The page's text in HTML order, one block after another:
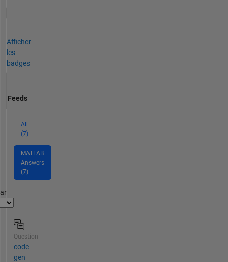
Afficher
les
badges
Feeds
All
(7)
MATLAB
Answers
(7)
Question
code
gen